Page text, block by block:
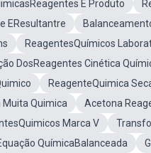
E Produto
EResultantre
ReagentesQuímicos
DosReagentes Cinética
ReagenteQuimica
Muita Quimica Acetona
Marca V
QuímicaBalanceada